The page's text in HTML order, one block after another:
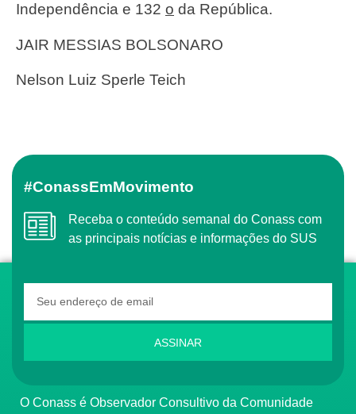
Independência e 132 o da República.
JAIR MESSIAS BOLSONARO
Nelson Luiz Sperle Teich
#ConassEmMovimento
Receba o conteúdo semanal do Conass com
as principais notícias e informações do SUS
ASSINAR
O Conass é Observador Consultivo da Comunidade